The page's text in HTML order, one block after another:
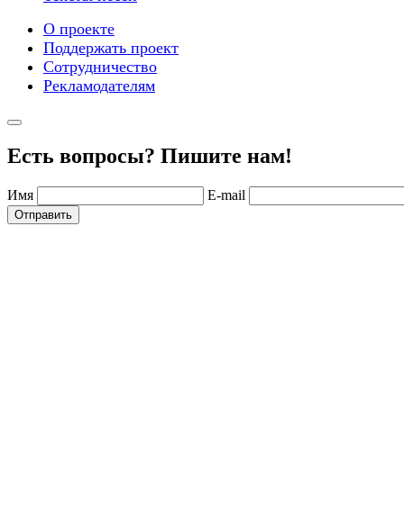
О проекте
Поддержать проект
Сотрудничество
Рекламодателям
Есть вопросы? Пишите нам!
Имя E-mail